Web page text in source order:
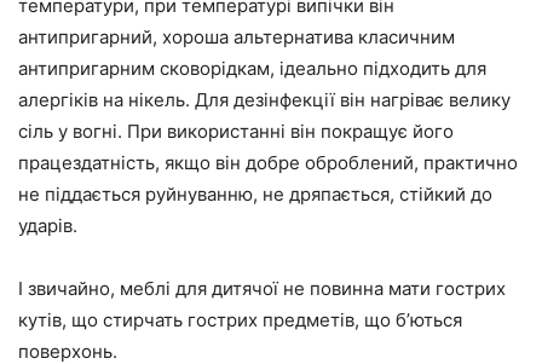
температури, при температурі випічки він
антипригарний, хороша альтернатива класичним
антипригарним сковорідкам, ідеально підходить для
алергіків на нікель. Для дезінфекції він нагріває велику
сіль у вогні. При використанні він покращує його
працездатність, якщо він добре оброблений, практично
не піддається руйнуванню, не дряпається, стійкий до
ударів.
І звичайно, меблі для дитячої не повинна мати гострих
кутів, що стирчать гострих предметів, що б’ються
поверхонь.